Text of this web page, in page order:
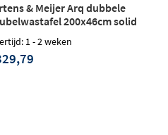
& Meijer Arq dubbele
200x46cm solid
- zonder kraangat - mat wit
1 - 2 weken